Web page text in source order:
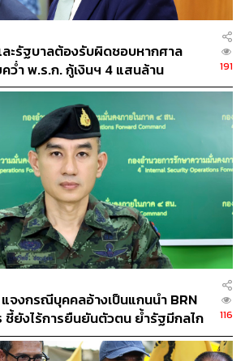
ะรัฐบาลต้องรับผิดชอบหากศาล
ำ พ.ร.ก. กู้เงินฯ 4 แสนล้าน
191
จงกรณีบุคคลอ้างเป็นแกนนำ BRN
ชี้ยังไร้การยืนยันตัวตน ย้ำรัฐมีกลไก
116